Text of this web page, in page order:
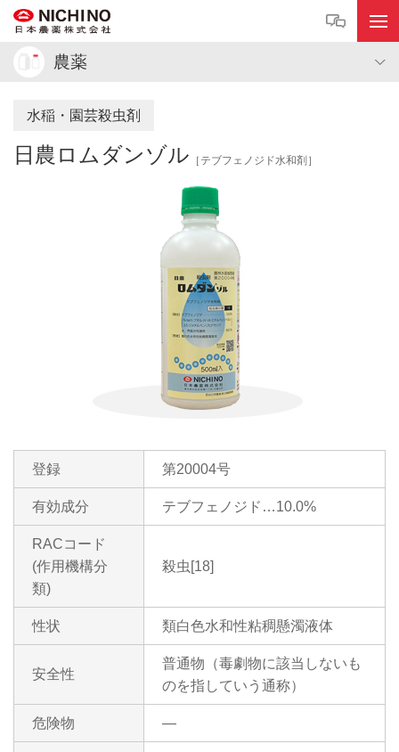
農薬
水稲・園芸殺虫剤
日農ロムダンゾル ［テブフェノジド水和剤］
登録 第20004号
有効成分 テブフェノジド…10.0%
RACコード
(作用機構分
類)
殺虫[18]
性状 類白色水和性粘稠懸濁液体
安全性
普通物（毒劇物に該当しないも
のを指していう通称）
危険物 ―